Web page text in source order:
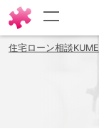
住宅ローン相談